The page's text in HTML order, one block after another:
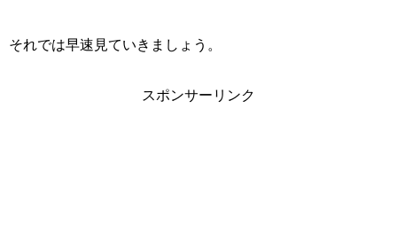
それでは早速見ていきましょう。
スポンサーリンク